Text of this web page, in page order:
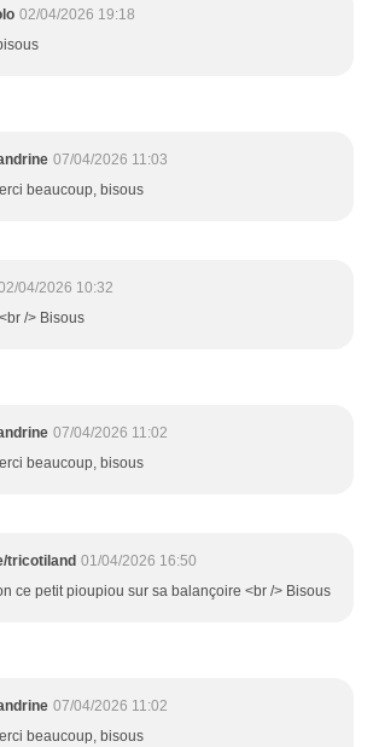
02/04/2026 19:18
07/04/2026 11:03
beaucoup, bisous
04/2026 10:32
/> Bisous
07/04/2026 11:02
beaucoup, bisous
tricotiland 01/04/2026 16:50
ce petit pioupiou sur sa balançoire <br /> Bisous
07/04/2026 11:02
beaucoup, bisous